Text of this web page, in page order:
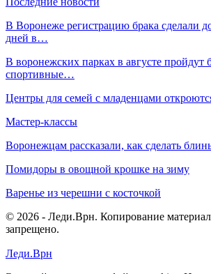
В Воронеже регистрацию брака сделали
дней в…
В воронежских парках в августе пройдут
спортивные…
Центры для семей с младенцами
Мастер-классы
Воронежцам рассказали, как сделать
Помидоры в овощной крошке на зиму
Варенье из черешни с косточкой
© 2026 - Леди.Врн. Копирование
запрещено.
Леди.Врн